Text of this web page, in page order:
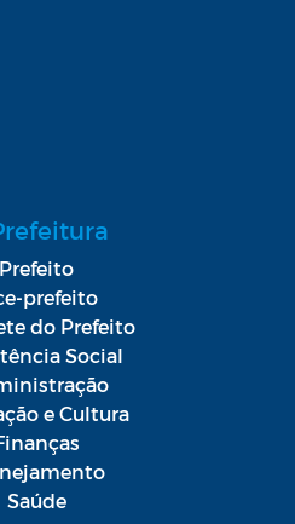
Prefeito
prefeito
do Prefeito
Social
e Cultura
Saúde